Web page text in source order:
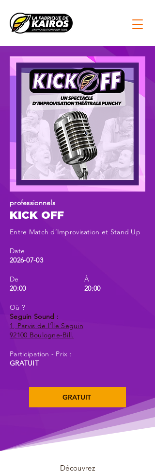
professionnels
KICK OFF
Entre Match d’Improvisation et Stand Up
Date
2026-07-03
De
20:00
À
20:00
Où ?
Seguin Sound :
1, Parvis de l'Île Seguin
92100 Boulogne-Bill.
Participation - Prix :
GRATUIT
GRATUIT
Découvrez